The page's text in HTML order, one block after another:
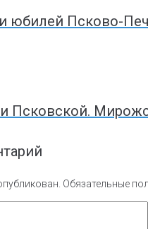
юбилей Псково-
Псковской.
Обязательные